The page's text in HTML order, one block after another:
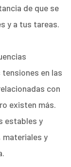
de que se
y a tus tareas.
en las
con
existen más.
estables y
materiales y